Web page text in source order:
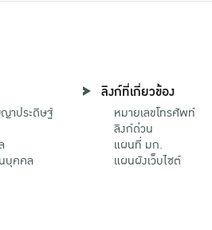
าประดิษฐ์
บุคคล
ลิงก์ที่เกี่ยวข้อง
หมายเลขโทรศัพท์
ลิงก์ด่วน
แผนที่ มก.
แผนผังเว็บไซต์